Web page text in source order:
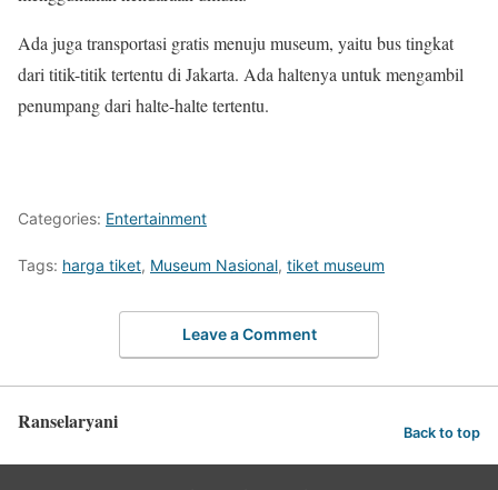
Ada juga transportasi gratis menuju museum, yaitu bus tingkat
dari titik-titik tertentu di Jakarta. Ada haltenya untuk mengambil
penumpang dari halte-halte tertentu.
Categories: Entertainment
Tags: harga tiket, Museum Nasional, tiket museum
Leave a Comment
Ranselaryani Back to top